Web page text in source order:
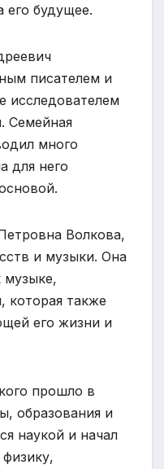
его будущее.
писателем и
исследователем
Семейная
много
для него
Волкова,
и музыки. Она
музыке,
которая также
его жизни и
прошло в
образования и
наукой и начал